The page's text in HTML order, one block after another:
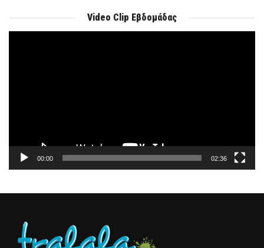
Video Clip Εβδομάδας
00:00 02:36